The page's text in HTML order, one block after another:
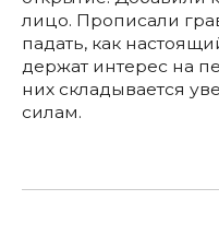
лицо. Прописали
падать, как
держат интерес на
них складывается
силам.